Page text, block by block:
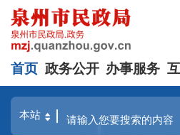
首页 政务公开 办事服务